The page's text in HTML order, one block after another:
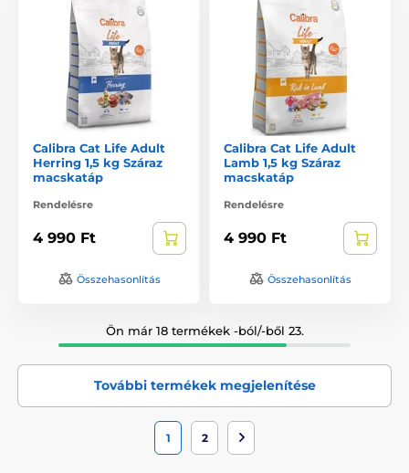
Calibra Cat Life Adult
Herring 1,5 kg Száraz
macskatáp
Rendelésre
4 990 Ft
Összehasonlítás
Calibra Cat Life Adult
Lamb 1,5 kg Száraz
macskatáp
Rendelésre
4 990 Ft
Összehasonlítás
Ön már 18 termékek -ból/-ből 23.
További termékek megjelenítése
1 2